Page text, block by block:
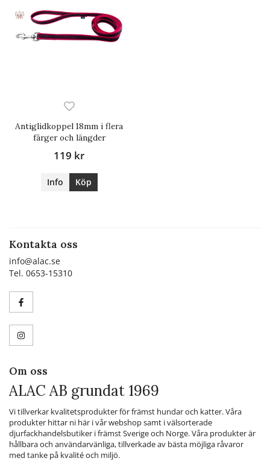
Antiglidkoppel 18mm i flera
färger och längder
119 kr
Info Köp
Kontakta oss
info@alac.se
Tel. 0653-15310
Om oss
ALAC AB grundat 1969
Vi tillverkar kvalitetsprodukter för främst hundar och katter. Våra
produkter hittar ni här i vår webshop samt i välsorterade
djurfackhandelsbutiker i främst Sverige och Norge. Våra produkter är
hållbara och användarvänliga, tillverkade av bästa möjliga råvaror
med tanke på kvalité och miljö.